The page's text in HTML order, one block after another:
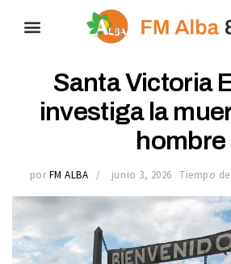
Santa Victoria
investiga la
hombre
por FM ALBA junio 3, 2026 Tiempo